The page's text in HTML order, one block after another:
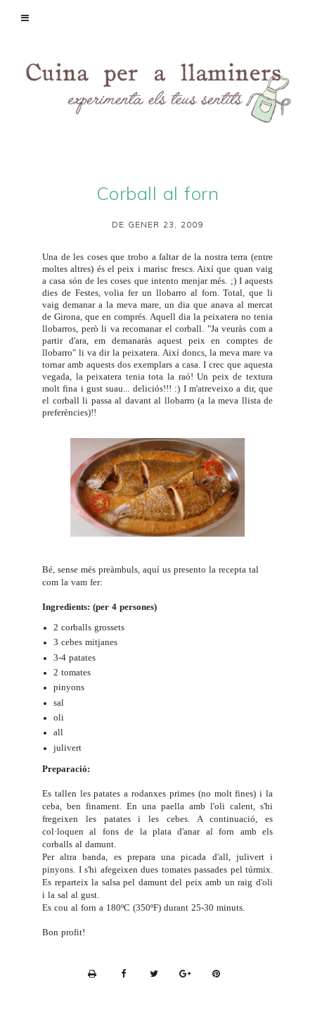
Corball al forn
DE GENER 23, 2009
Una de les coses que trobo a faltar de la nostra terra (entre
moltes altres) és el peix i marisc frescs. Així que quan vaig
a casa són de les coses que intento menjar més. ;) I aquests
dies de Festes, volia fer un llobarro al forn. Total, que li
vaig demanar a la meva mare, un dia que anava al mercat
de Girona, que en comprés. Aquell dia la peixatera no tenia
llobarros, però li va recomanar el corball. "Ja veuràs com a
partir d'ara, em demanaràs aquest peix en comptes de
llobarro" li va dir la peixatera. Així doncs, la meva mare va
tornar amb aquests dos exemplars a casa. I crec que aquesta
vegada, la peixatera tenia tota la raó! Un peix de textura
molt fina i gust suau... deliciós!!! :) I m'atreveixo a dir, que
el corball li passa al davant al llobarro (a la meva llista de
preferències)!!
Bé, sense més preàmbuls, aquí us presento la recepta tal
com la vam fer:
Ingredients: (per 4 persones)
2 corballs grossets
3 cebes mitjanes
3-4 patates
2 tomates
pinyons
sal
oli
all
julivert
Preparació:
Es tallen les patates a rodanxes primes (no molt fines) i la
ceba, ben finament. En una paella amb l'oli calent, s'hi
fregeixen les patates i les cebes. A continuació, es
col·loquen al fons de la plata d'anar al forn amb els
corballs al damunt.
Per altra banda, es prepara una picada d'all, julivert i
pinyons. I s'hi afegeixen dues tomates passades pel túrmix.
Es reparteix la salsa pel damunt del peix amb un raig d'oli
i la sal al gust.
Es cou al forn a 180ºC (350ºF) durant 25-30 minuts.
Bon profit!